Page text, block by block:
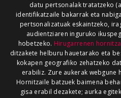
datu pertsonalak tratatzeko
identifikatzaile bakarrak eta
pertsonalizatuak eskaintzeko,
audientziaren inguruko
hobetzeko. Hirugarrenen
ditzakete helburu hauetarako eta
kokapen geografiko zehatzeko
erabiliz. Zure aukerak webgune
Hornitzaile batzuek baimena
gisa erabil dezakete; aurka